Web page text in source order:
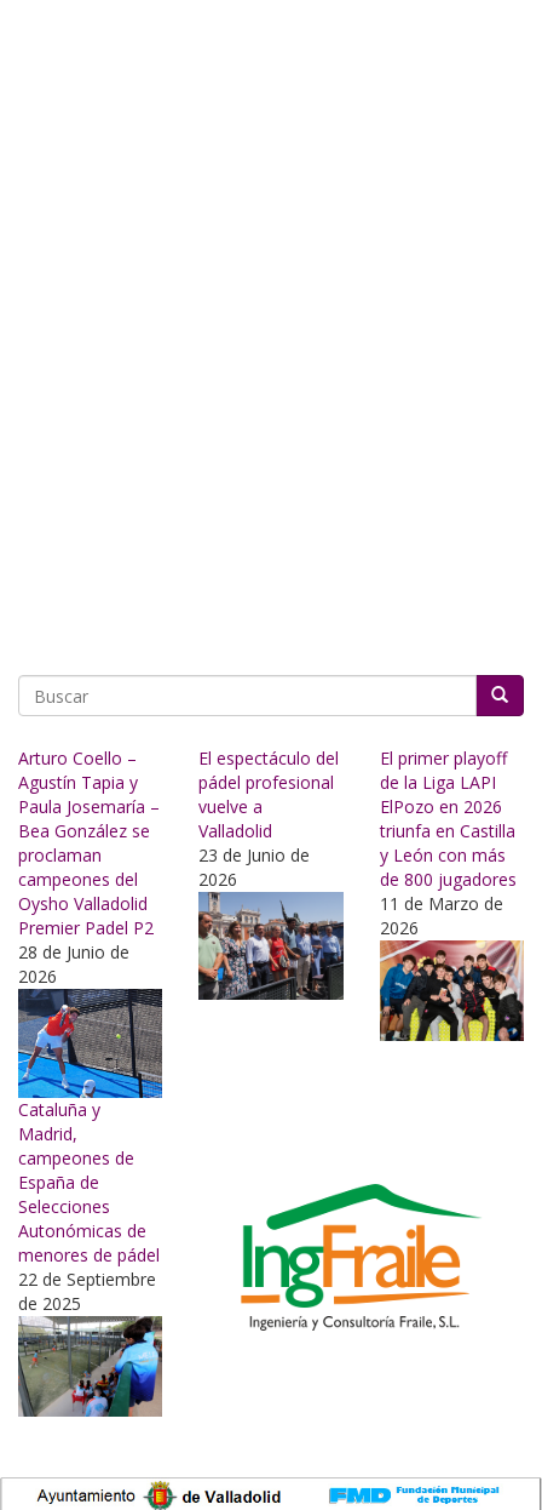
Arturo Coello –
Agustín Tapia y
Paula Josemaría –
Bea González se
proclaman
campeones del
Oysho Valladolid
Premier Padel P2
28 de Junio de
2026
El espectáculo del
pádel profesional
vuelve a
Valladolid
23 de Junio de
2026
El primer playoff
de la Liga LAPI
ElPozo en 2026
triunfa en Castilla
y León con más
de 800 jugadores
11 de Marzo de
2026
Cataluña y
Madrid,
campeones de
España de
Selecciones
Autonómicas de
menores de pádel
22 de Septiembre
de 2025